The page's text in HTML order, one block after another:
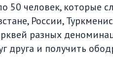
50 человек, которые
России,
разных
друга и получить